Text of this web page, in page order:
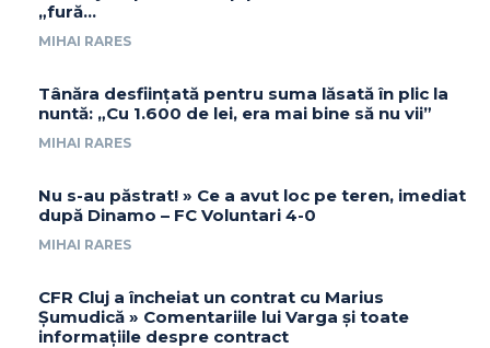
„fură…
MIHAI RARES
Tânăra desființată pentru suma lăsată în plic la
nuntă: „Cu 1.600 de lei, era mai bine să nu vii”
MIHAI RARES
Nu s-au păstrat! » Ce a avut loc pe teren, imediat
după Dinamo – FC Voluntari 4-0
MIHAI RARES
CFR Cluj a încheiat un contrat cu Marius
Șumudică » Comentariile lui Varga și toate
informațiile despre contract